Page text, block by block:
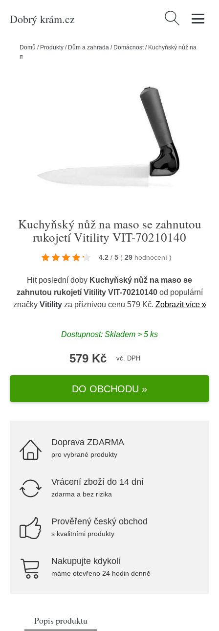
Dobrý krám.cz Vyhledávání
Domů / Produkty / Dům a zahrada / Domácnost/ Kuchyňský nůž na
maso se zahnutou rukojetí Vitility VIT-70210140
Kuchyňský nůž na maso se zahnutou
rukojetí Vitility VIT-70210140
4.2 / 5 ( 29 hodnocení )
Hit poslední doby Kuchyňský nůž na maso se
zahnutou rukojetí Vitility VIT-70210140od populární
značky Vitilityza příznivou cenu 579 Kč. Zobrazit více »
Dostupnost: Skladem > 5 ks
579 Kč vč. DPH
DO OBCHODU »
Doprava ZDARMA
pro vybrané produkty
Vrácení zboží do 14 dní
zdarma a bez rizika
Prověřený český obchod
s kvalitními produkty
Nakupujte kdykoli
máme otevřeno 24 hodin denně
Popis produktu